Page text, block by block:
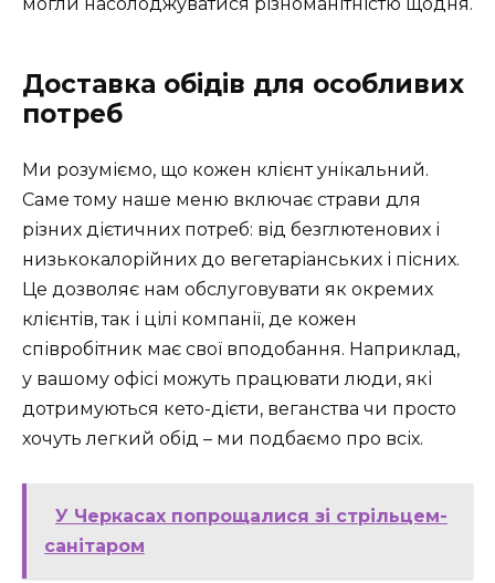
Доставка обідів для особливих
потреб
Ми розуміємо, що кожен клієнт унікальний.
Саме тому наше меню включає страви для
різних дієтичних потреб: від безглютенових і
низькокалорійних до вегетаріанських і пісних.
Це дозволяє нам обслуговувати як окремих
клієнтів, так і цілі компанії, де кожен
співробітник має свої вподобання. Наприклад,
у вашому офісі можуть працювати люди, які
дотримуються кето-дієти, веганства чи просто
хочуть легкий обід – ми подбаємо про всіх.
У Черкасах попрощалися зі стрільцем-
санітаром